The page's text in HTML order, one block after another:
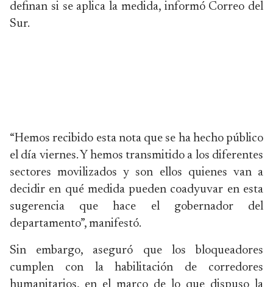
definan si se aplica la medida, informó Correo del
Sur.
“Hemos recibido esta nota que se ha hecho público
el día viernes. Y hemos transmitido a los diferentes
sectores movilizados y son ellos quienes van a
decidir en qué medida pueden coadyuvar en esta
sugerencia que hace el gobernador del
departamento”, manifestó.
Sin embargo, aseguró que los bloqueadores
cumplen con la habilitación de corredores
humanitarios, en el marco de lo que dispuso la